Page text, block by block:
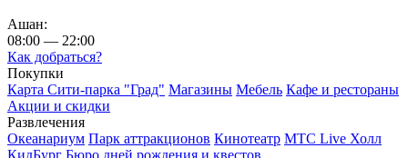
Ашан:
08:00 — 22:00
Как добраться?
Покупки
Карта Сити-парка "Град" Магазины Мебель Кафе и рестораны
Акции и скидки
Развлечения
Океанариум Парк аттракционов Кинотеатр МТС Live Холл
КидБург Бюро дней рождения и квестов